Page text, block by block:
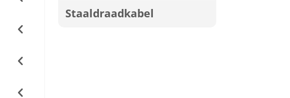
Staaldraadkabel